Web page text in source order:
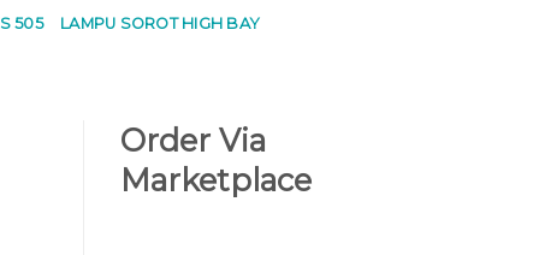
505 LAMPU SOROT HIGH BAY
Order Via
Marketplace